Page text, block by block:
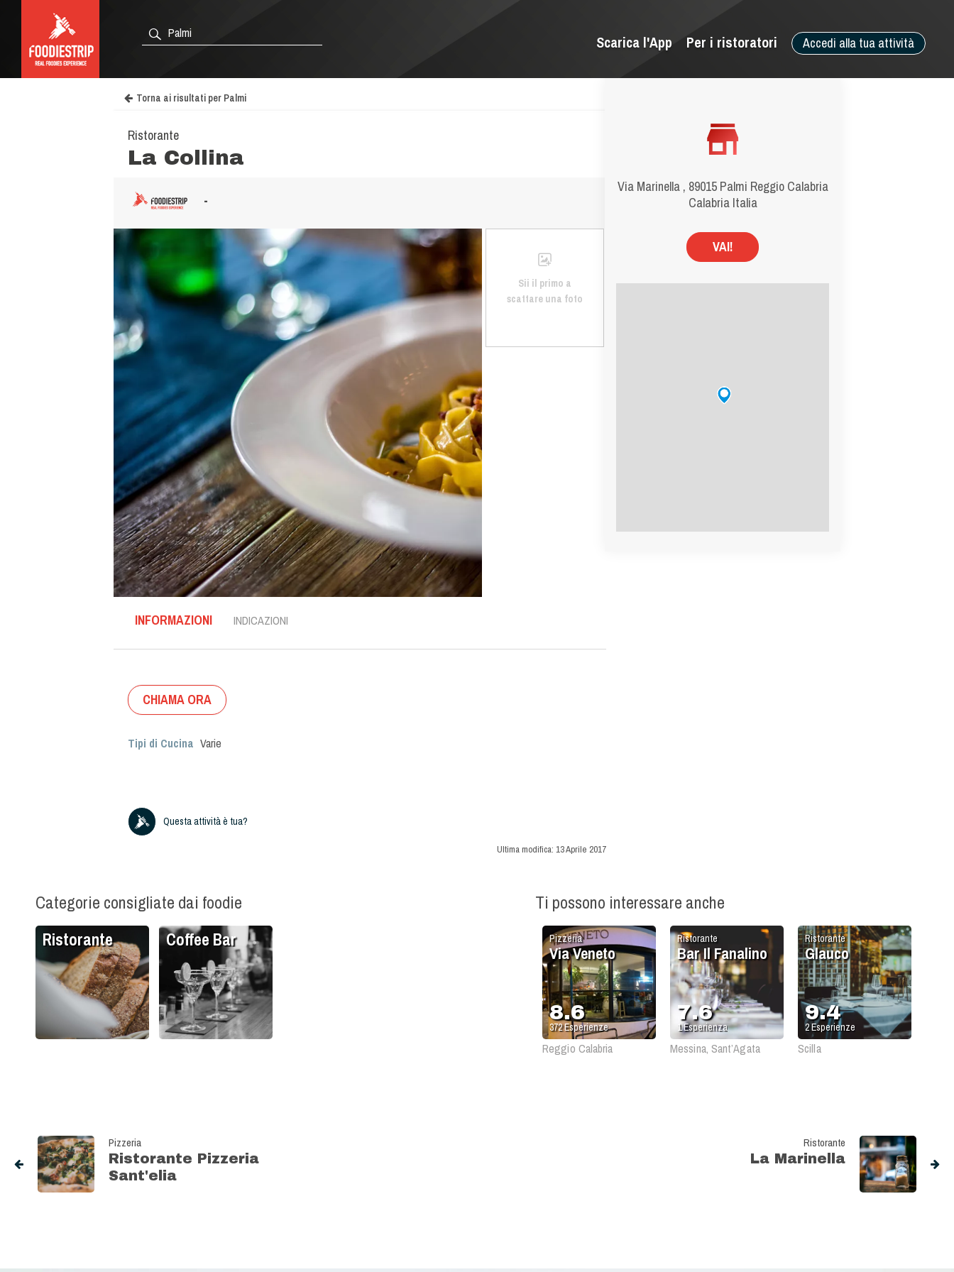
Accedi alla tua attività
Per i ristoratori
Scarica l'App
Via Marinella , 89015 Palmi Reggio Calabria
Calabria Italia
VAI!
Torna ai risultati per Palmi
Ristorante
La Collina
-
Sii il primo a
scattare una foto
INFORMAZIONI INDICAZIONI
CHIAMA ORA
Tipi di Cucina Varie
Questa attività è tua?
Ultima modifica: 13 Aprile 2017
Categorie consigliate dai foodie
Ristorante Coffee Bar
Ti possono interessare anche
Ristorante
Glauco
9.4
2Esperienze
Scilla
Ristorante
Bar Il Fanalino
7.6
1Esperienza
Messina, Sant’Agata
Pizzeria
Via Veneto
8.6
372Esperienze
Reggio Calabria
Pizzeria
Ristorante Pizzeria
Sant'elia
Ristorante
La Marinella